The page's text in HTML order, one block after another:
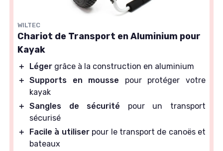
WILTEC
Chariot de Transport en Aluminium pour
Kayak
＋ Léger grâce à la construction en aluminium
＋ Supports en mousse pour protéger votre
kayak
＋ Sangles de sécurité pour un transport
sécurisé
＋
Facile à utiliserpour le transport de canoës et
bateaux